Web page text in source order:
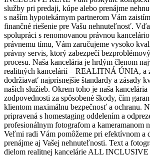
služby pri predaji, kúpe alebo prenájme
s naším hypotekárnym partnerom Vám
finančné riešenie pre Vašu nehnuteľnosť.
spolupráci s renomovanou právnou
právnemu tímu, Vám zaručujeme vysoko
právny servis, ktorý zabezpečí
procesu. Naša kancelária je hrdým členom
realitných kancelárií – REALITNÁ ÚNIA, a
dodržiavať najprísnejšie štandardy a zásady
našich služieb. Okrem toho je naša kancelária
zodpovednosti za spôsobené škody, čím
klientom maximálnu bezpečnosť a ochranu.
pripravená s homestaging oddelením a
profesionálnym fotografom a kameramanom
Veľmi radi Vám pomôžeme pri efektívnom a
prenájme aj Vašej nehnuteľnosti. Text a
dielom realitnej kancelárie ALL